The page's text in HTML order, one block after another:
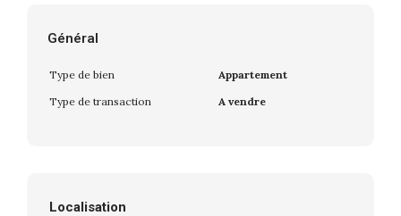
Général
Type de bien
Appartement
Type de transaction
A vendre
Localisation